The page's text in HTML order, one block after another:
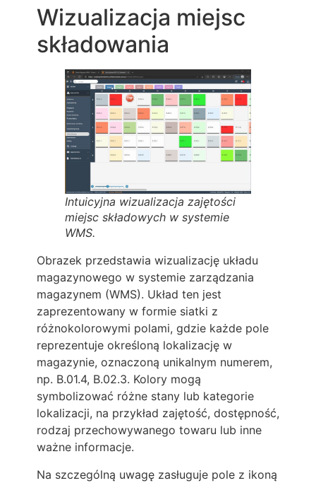
Wizualizacja miejsc
składowania
Intuicyjna wizualizacja zajętości
miejsc składowych w systemie
WMS.
Obrazek przedstawia wizualizację układu
magazynowego w systemie zarządzania
magazynem (WMS). Układ ten jest
zaprezentowany w formie siatki z
różnokolorowymi polami, gdzie każde pole
reprezentuje określoną lokalizację w
magazynie, oznaczoną unikalnym numerem,
np. B.01.4, B.02.3. Kolory mogą
symbolizować różne stany lub kategorie
lokalizacji, na przykład zajętość, dostępność,
rodzaj przechowywanego towaru lub inne
ważne informacje.
Na szczególną uwagę zasługuje pole z ikoną